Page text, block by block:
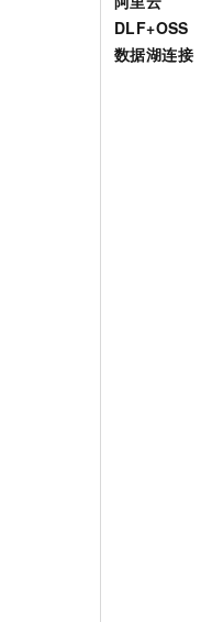
DLF+OSS
数据湖连接